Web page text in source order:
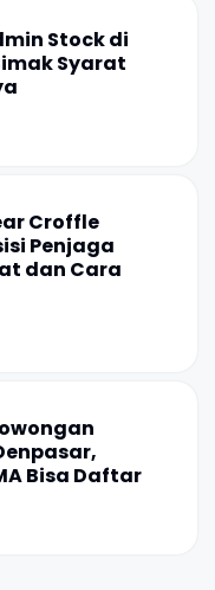
Stock di
Syarat
Croffle
Penjaga
dan Cara
Bisa Daftar